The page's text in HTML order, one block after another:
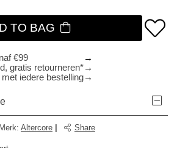
TO BAG
€99
gratis retourneren*
iedere bestelling
Merk: Altercore Share